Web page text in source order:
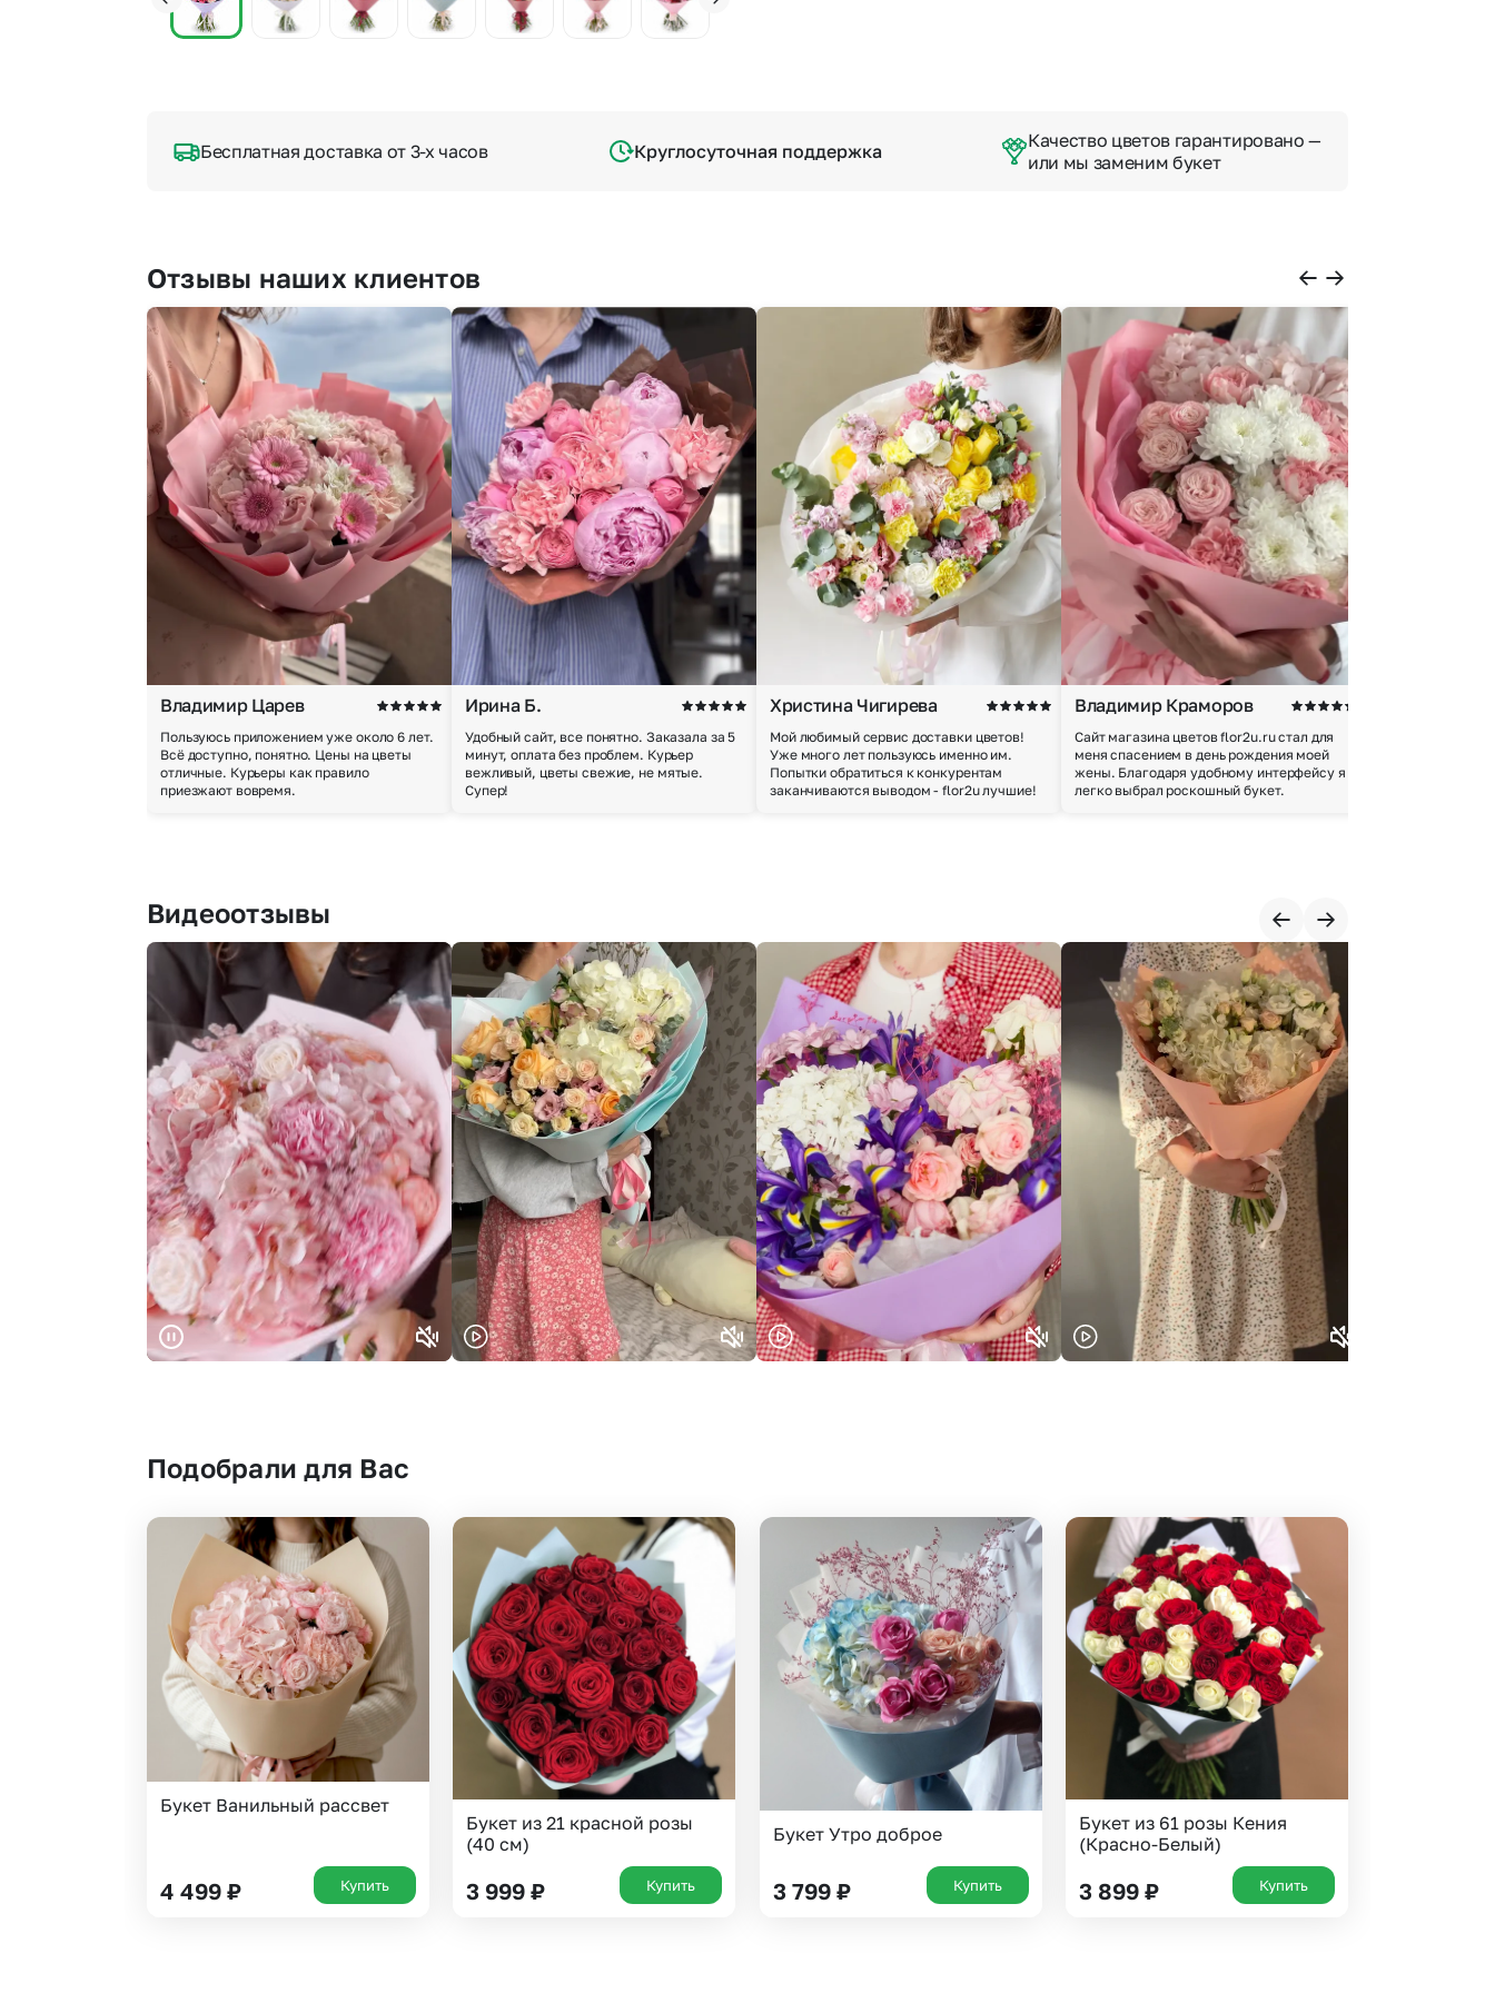
Выберите город доставки
Челябинск
Екатеринбург
Новосибирск
Волгоград
Воронеж
Бесплатная доставка от 3-х часов
Качество цветов гарантировано —
или мы заменим букет
Круглосуточная поддержка
Отзывы наших клиентов
Владимир Царев
Пользуюсь приложением уже около 6 лет.
Всё доступно, понятно. Цены на цветы
отличные. Курьеры как правило
приезжают вовремя.
Ирина Б.
Удобный сайт, все понятно. Заказала за 5
минут, оплата без проблем. Курьер
вежливый, цветы свежие, не мятые.
Супер!
Христина Чигирева
Мой любимый сервис доставки цветов!
Уже много лет пользуюсь именно им.
Попытки обратиться к конкурентам
заканчиваются выводом - flor2u лучшие!
Владимир Краморов
Сайт магазина цветов flor2u.ru стал для
меня спасением в день рождения моей
жены. Благодаря удобному интерфейсу я
легко выбрал роскошный букет.
Видеоотзывы
Подобрали для Вас
Букет Ванильный рассвет
4 499 ₽ Купить
Букет из 21 красной розы
(40 см)
3 999₽ Купить
Букет Утро доброе
3 799 ₽ Купить
Букет из 61 розы Кения
(Красно-Белый)
3 899 ₽ Купить